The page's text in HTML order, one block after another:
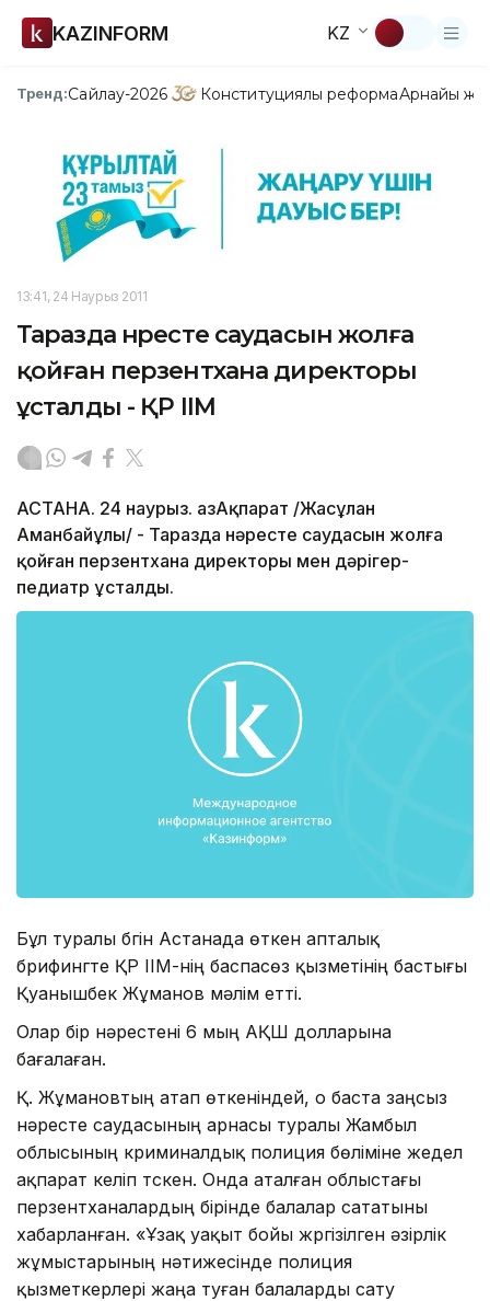
KAZINFORM KZ
Тренд:Сайлау-2026 Конституциялық реформаАрнайы
13:41, 24 Наурыз 2011
Таразда нәресте саудасын жолға
қойған перзентхана директоры
ұсталды - ҚР ІІМ
АСТАНА. 24 наурыз. ҚазАқпарат /Жасұлан
Аманбайұлы/ - Таразда нәресте саудасын жолға
қойған перзентхана директоры мен дәрігер-
педиатр ұсталды.
Бұл туралы бүгін Астанада өткен апталық
брифингте ҚР ІІМ-нің баспасөз қызметінің бастығы
Қуанышбек Жұманов мәлім етті.
Олар бір нәрестені 6 мың АҚШ долларына
бағалаған.
Қ. Жұмановтың атап өткеніндей, о баста заңсыз
нәресте саудасының арнасы туралы Жамбыл
облысының криминалдық полиция бөліміне жедел
ақпарат келіп түскен. Онда аталған облыстағы
перзентханалардың бірінде балалар сататыны
хабарланған. «Ұзақ уақыт бойы жүргізілген әзірлік
жұмыстарының нәтижесінде полиция
қызметкерлері жаңа туған балаларды сату